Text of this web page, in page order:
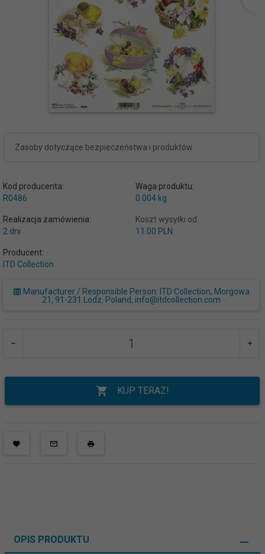
Zasoby dotyczące bezpieczeństwa i produktów
Kod producenta:
R0486
Waga produktu:
0.004 kg
Realizacja zamówienia:
2 dni
Koszt wysyłki od:
11.00 PLN
Producent:
ITD Collection
Manufacturer / Responsible Person: ITD Collection, Morgowa
21, 91-231 Lodz, Poland, info@itdcollection.com
KUP TERAZ!
OPIS PRODUKTU